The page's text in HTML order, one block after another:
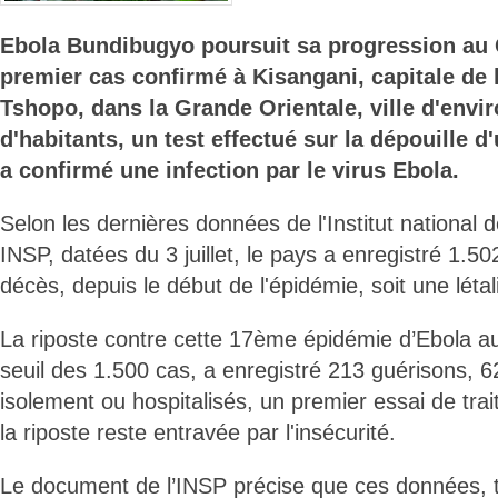
Ebola Bundibugyo poursuit sa progression au
premier cas confirmé à Kisangani, capitale de
Tshopo, dans la Grande Orientale, ville
d'habitants, un test effectué sur la dépouille
a confirmé une infection par le virus Ebola.
Selon les dernières données de l'Institut national
INSP, datées du 3 juillet, le pays a enregistré
décès, depuis le début de l'épidémie, soit une
La riposte contre cette 17ème épidémie d’Ebola
seuil des 1.500 cas, a enregistré 213 guérisons,
isolement ou hospitalisés, un premier essai de
la riposte reste entravée par l'insécurité.
Le document de l’INSP précise que ces données,